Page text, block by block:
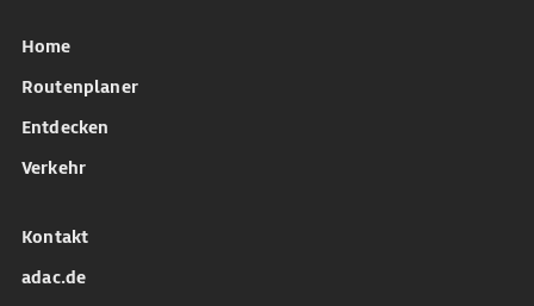
Home
Routenplaner
Entdecken
Verkehr
Kontakt
adac.de